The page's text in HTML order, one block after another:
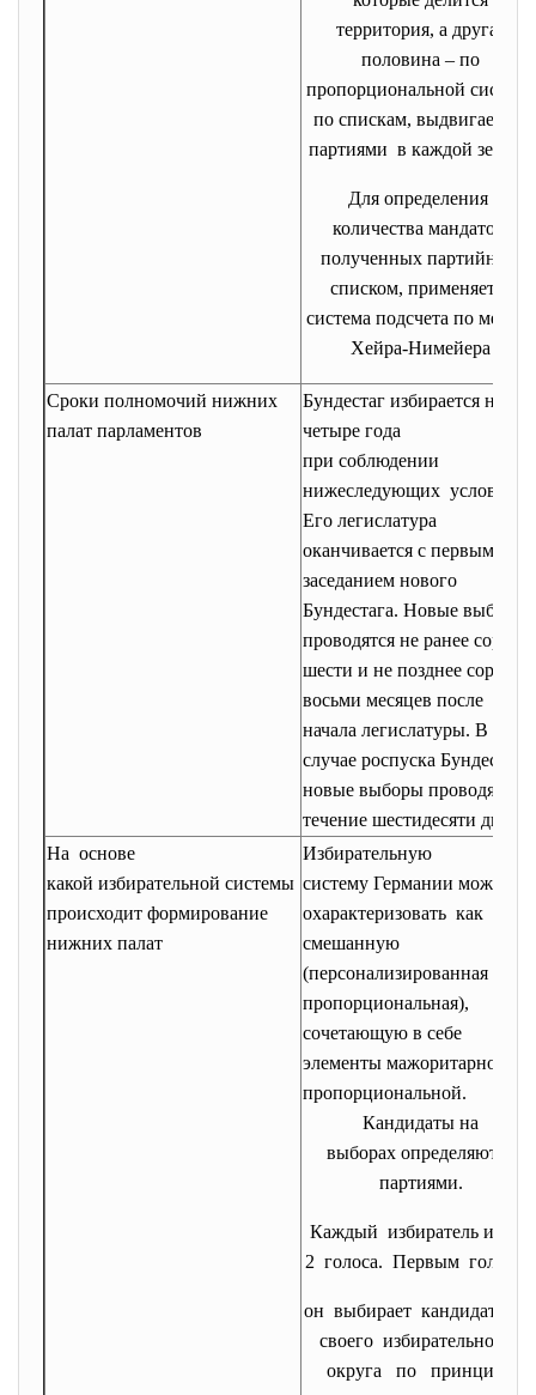
территория, а другая
половина – по
пропорциональной системе
по спискам, выдвигаемых
партиями в каждой земле .
Для определения
количества мандатов,
полученных партийным
списком, применяется
система подсчета по методу
Хейра-Нимейера
Сроки полномочий нижних
палат парламентов
Бундестаг избирается на
четыре года
при соблюдении
нижеследующих условий.
Его легислатура
оканчивается с первым
заседанием нового
Бундестага. Новые выборы
проводятся не ранее сорока
шести и не позднее сорока
восьми месяцев после
начала легислатуры. В
случае роспуска Бундестага
новые выборы проводятся в
течение шестидесяти дней.
На основе
какой избирательной системы
происходит формирование
нижних палат
Избирательную
систему Германии можно
охарактеризовать как
смешанную
(персонализированная и
пропорциональная),
сочетающую в себе
элементы мажоритарной и
пропорциональной.
Кандидаты на
выборах определяются
партиями.
Каждый избиратель имеет
2 голоса. Первым голосом
он выбирает кандидата от
своего избирательного
округа по принципу